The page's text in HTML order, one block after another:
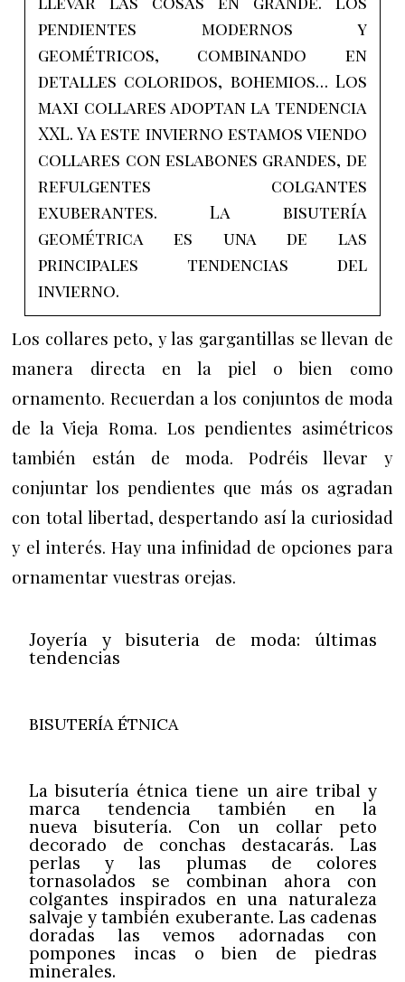
pendientes modernos y
geométricos, combinando en
detalles coloridos, bohemios… Los
maxi collares adoptan la tendencia
XXL. Ya este invierno estamos viendo
collares con eslabones grandes, de
refulgentes colgantes
exuberantes. La bisutería
geométrica es una de las
principales tendencias del
invierno.
Los collares peto, y las gargantillas se llevan de
manera directa en la piel o bien como
ornamento. Recuerdan a los conjuntos de moda
de la Vieja Roma. Los pendientes asimétricos
también están de moda. Podréis llevar y
conjuntar los pendientes que más os agradan
con total libertad, despertando así la curiosidad
y el interés. Hay una infinidad de opciones para
ornamentar vuestras orejas.
Joyería y bisuteria de moda: últimas
tendencias
BISUTERÍA ÉTNICA
La bisutería étnica tiene un aire tribal y
marca tendencia también en la
nueva bisutería. Con un collar peto
decorado de conchas destacarás. Las
perlas y las plumas de colores
tornasolados se combinan ahora con
colgantes inspirados en una naturaleza
salvaje y también exuberante. Las cadenas
doradas las vemos adornadas con
pompones incas o bien de piedras
minerales.